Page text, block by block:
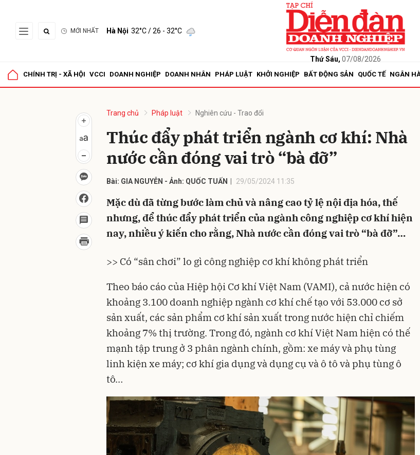
MỚI NHẤT Hà Nội 32°C/ 26 - 32°C
Thứ Sáu, 07/08/2026
CHÍNH TRỊ - XÃ HỘI VCCI DOANH NGHIỆP DOANH NHÂN PHÁP LUẬT KHỞI NGHIỆP BẤT ĐỘNG SẢN QUỐC TẾ NGÂN
Trang chủ Pháp luật Nghiên cứu - Trao đổi
Thúc đẩy phát triển ngành cơ khí: Nhà
nước cần đóng vai trò “bà đỡ”
Bài: GIA NGUYỄN - Ảnh: QUỐC TUẤN 29/05/2024 11:35
Mặc dù đã từng bước làm chủ và nâng cao tỷ lệ nội địa hóa, thế
nhưng, để thúc đẩy phát triển của ngành công nghiệp cơ khí hiện
nay, nhiều ý kiến cho rằng, Nhà nước cần đóng vai trò “bà đỡ”…
>> Có “sân chơi” lo gì công nghiệp cơ khí không phát triển
Theo báo cáo của Hiệp hội Cơ khíViệt Nam (VAMI), cả nước hiện có
khoảng 3.100 doanh nghiệp ngành cơ khí chế tạo với 53.000 cơ sở
sản xuất, các sản phẩm cơ khí sản xuất trong nước hiện chỉ chiếm
khoảng 7% thị trường. Trong đó, ngành cơ khí Việt Nam hiện có thế
mạnh tập trung ở 3 phân ngành chính, gồm: xe máy và phụ tùng
linh kiện xe máy; cơ khí gia dụng và dụng cụ và ô tô và phụ tùng ô
tô…